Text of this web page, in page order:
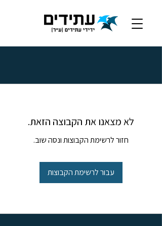
לא מצאנו את הקבוצה הזאת.
חזור לרשימת הקבוצות ונסה שוב.
עבור לרשימת הקבוצות